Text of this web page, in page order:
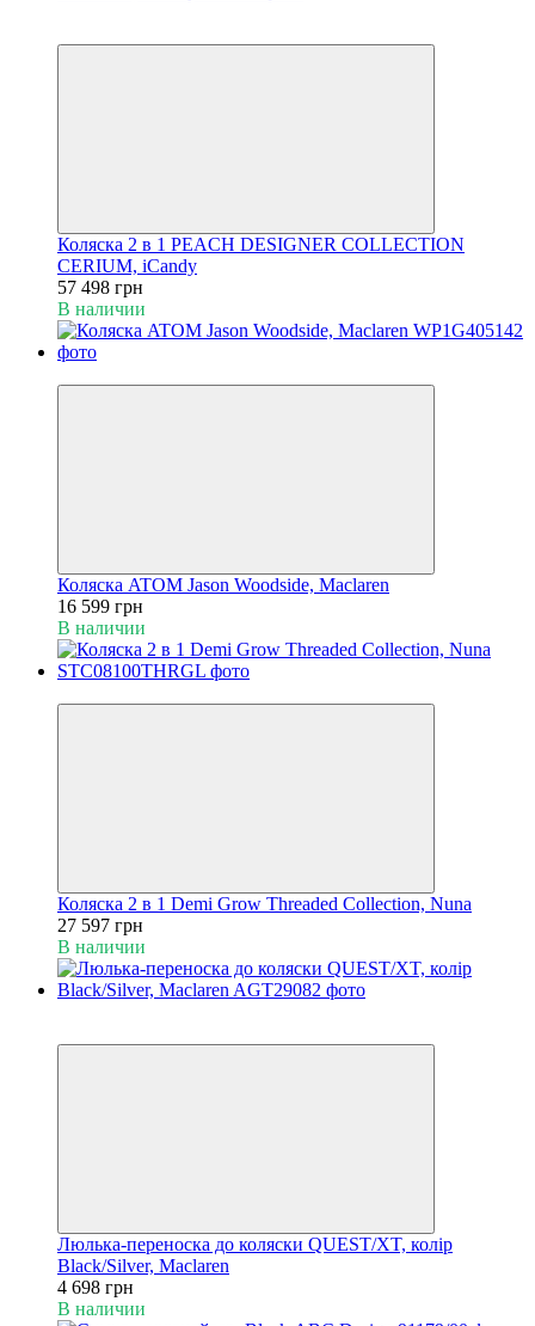
Коляска 2 в 1 PEACH DESIGNER COLLECTION
CERIUM, iCandy
57 498 грн
В наличии
Коляска ATOM Jason Woodside, Maclaren
16 599 грн
В наличии
Коляска 2 в 1 Demi Grow Threaded Collection, Nuna
27 597 грн
В наличии
Люлька-переноска до коляски QUEST/XT, колір
Black/Silver, Maclaren
4 698 грн
В наличии